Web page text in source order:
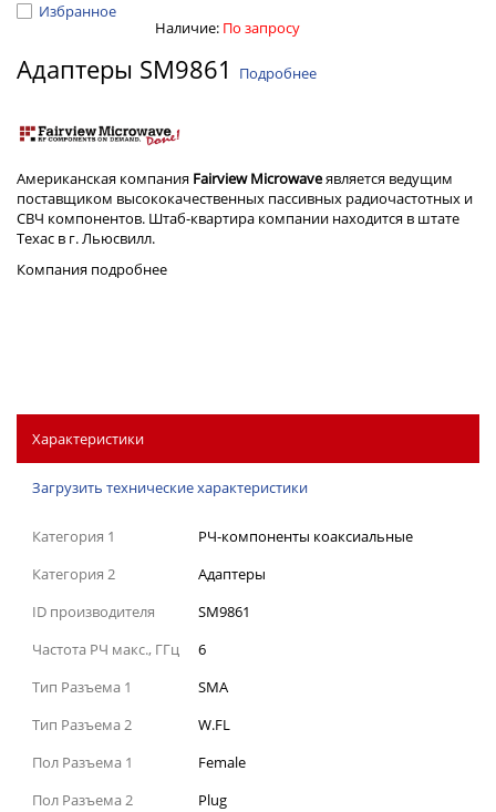
Избранное
Наличие: По запросу
Адаптеры SM9861 Подробнее
Американская компания Fairview Microwaveявляется ведущим
поставщиком высококачественных пассивных радиочастотных и
СВЧ компонентов. Штаб-квартира компании находится в штате
Техас в г. Льюсвилл.
Компания подробнее
Характеристики
Загрузить технические характеристики
Категория 1
РЧ-компоненты коаксиальные
Категория 2
Адаптеры
ID производителя
SM9861
Частота РЧ макс., ГГц
6
Тип Разъема 1
SMA
Тип Разъема 2
W.FL
Пол Разъема 1
Female
Пол Разъема 2
Plug